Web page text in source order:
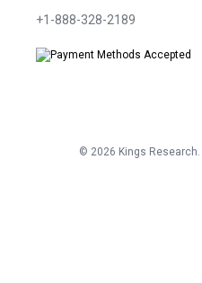
+1-888-328-2189
© 2026 Kings